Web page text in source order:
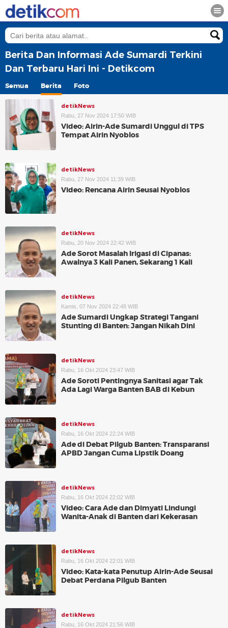
Berita Dan Informasi Ade Sumardi Terkini
Dan Terbaru Hari Ini - Detikcom
Semua Berita Foto
detikNews
Rabu, 27 Nov 2024 17:50 WIB
Video: Airin-Ade Sumardi Unggul di TPS
Tempat Airin Nyoblos
detikNews
Rabu, 27 Nov 2024 11:39 WIB
Video: Rencana Airin Seusai Nyoblos
detikNews
Rabu, 20 Nov 2024 22:42 WIB
Ade Sorot Masalah Irigasi di Cipanas:
Awalnya 3 Kali Panen, Sekarang 1 Kali
detikNews
Kamis, 07 Nov 2024 22:48 WIB
Ade Sumardi Ungkap Strategi Tangani
Stunting di Banten: Jangan Nikah Dini
detikNews
Rabu, 16 Okt 2024 23:47 WIB
Ade Soroti Pentingnya Sanitasi agar Tak
Ada Lagi Warga Banten BAB di Kebun
detikNews
Rabu, 16 Okt 2024 22:24 WIB
Ade di Debat Pilgub Banten: Transparansi
APBD Jangan Cuma Lipstik Doang
detikNews
Rabu, 16 Okt 2024 22:02 WIB
Video: Cara Ade dan Dimyati Lindungi
Wanita-Anak di Banten dari Kekerasan
detikNews
Rabu, 16 Okt 2024 22:01 WIB
Video: Kata-kata Penutup Airin-Ade Seusai
Debat Perdana Pilgub Banten
detikNews
Rabu, 16 Okt 2024 21:56 WIB